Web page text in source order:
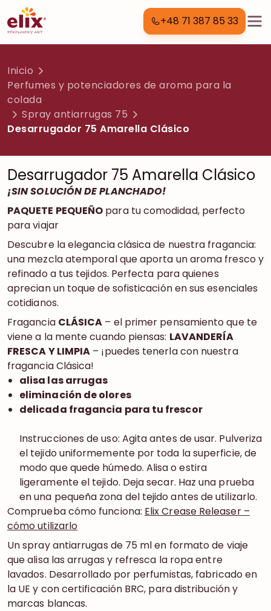
+48 71 387 85 33
Inicio
Perfumes y potenciadores de aroma para la
colada
Spray antiarrugas 75
Desarrugador 75 Amarella Clásico
Desarrugador 75 Amarella Clásico
¡SIN SOLUCIÓN DE PLANCHADO!
PAQUETE PEQUEÑO para tu comodidad, perfecto
para viajar
Descubre la elegancia clásica de nuestra fragancia:
una mezcla atemporal que aporta un aroma fresco y
refinado a tus tejidos. Perfecta para quienes
aprecian un toque de sofisticación en sus esenciales
cotidianos.
Fragancia CLÁSICA – el primer pensamiento que te
viene a la mente cuando piensas: LAVANDERÍA
FRESCA Y LIMPIA – ¡puedes tenerla con nuestra
fragancia Clásica!
alisa las arrugas
eliminación de olores
delicada fragancia para tu frescor
Instrucciones de uso: Agita antes de usar. Pulveriza
el tejido uniformemente por toda la superficie, de
modo que quede húmedo. Alisa o estira
ligeramente el tejido. Deja secar. Haz una prueba
en una pequeña zona del tejido antes de utilizarlo.
Comprueba cómo funciona: Elix Crease Releaser –
cómo utilizarlo
Un spray antiarrugas de 75 ml en formato de viaje
que alisa las arrugas y refresca la ropa entre
lavados. Desarrollado por perfumistas, fabricado en
la UE y con certificación BRC, para distribución y
marcas blancas.